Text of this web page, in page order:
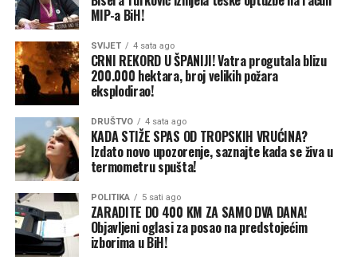
Na pitanje da li će na dnevnom redu biti i prijedlog za
smjenu predsjednika Nadzornog odbora OC „Jahorina“
Nedeljka Eleka, Šulić kratko kaže: „Sve može biti na
dnevnom redu“.
Kada je u pitanju dnevni red, Šulić precizira da on kao
predstavnik državnog kapitala koji čini preko 90 odsto
ukupnog kapitala u OC „Jahorina“ predlaže dnevni red
za vanrednu skupštinu.
„Ja predlažem dnevni red, a od Vlade, odnosno od
resornog ministra dobijam preporuke za glasanje“,
objašnjava Šulić.
MIP-a BiH!
SVIJET 4 sata ago
CRNI REKORD U ŠPANIJI! Vatra progutala blizu
200.000 hektara, broj velikih požara
eksplodirao!
DRUŠTVO 4 sata ago
KADA STIŽE SPAS OD TROPSKIH VRUĆINA?
Izdato novo upozorenje, saznajte kada se živa u
termometru spušta!
POLITIKA 5 sati ago
ZARADITE DO 400 KM ZA SAMO DVA DANA!
Objavljeni oglasi za posao na predstojećim
izborima u BiH!